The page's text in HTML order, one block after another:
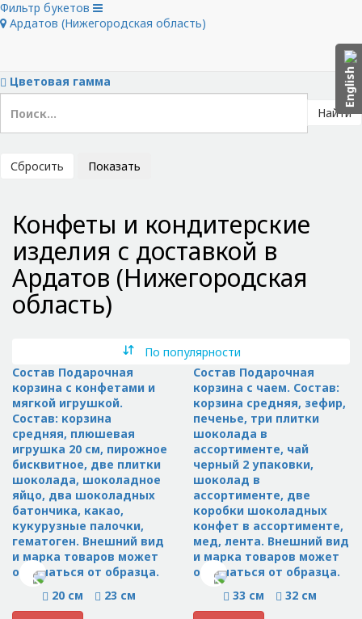
Фильтр букетов
Ардатов (Нижегородская область)
Скрыть фильтры
Тип букета
Цветовая гамма
Найти
Сбросить Показать
Конфеты и кондитерские
изделия с доставкой в
Ардатов (Нижегородская
область)
По популярности
Состав Подарочная
корзина с чаем. Состав:
корзина средняя, зефир,
печенье, три плитки
шоколада в
ассортименте, чай
черный 2 упаковки,
шоколад в
ассортименте, две
коробки шоколадных
конфет в ассортименте,
мед, лента. Внешний вид
и марка товаров может
отличаться от образца.
33 см
32 см
Состав Подарочная
корзина с конфетами и
мягкой игрушкой.
Состав: корзина
средняя, плюшевая
игрушка 20 см, пирожное
бисквитное, две плитки
шоколада, шоколадное
яйцо, два шоколадных
батончика, какао,
кукурузные палочки,
гематоген. Внешний вид
и марка товаров может
отличаться от образца.
20 см
23 см
English